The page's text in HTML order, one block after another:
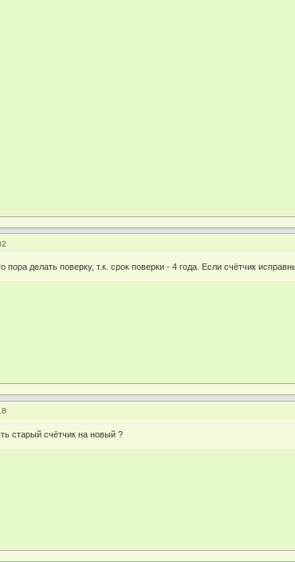
делать поверку, т.к. срок поверки - 4 года. Если счётчик
старый счётчик на новый ?